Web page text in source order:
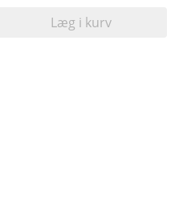
Læg i kurv